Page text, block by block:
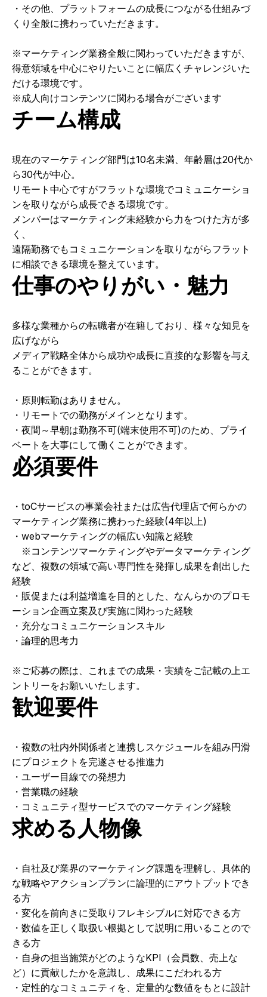
・その他、プラットフォームの成長につながる仕組みづ
くり全般に携わっていただきます。
※マーケティング業務全般に関わっていただきますが、
得意領域を中心にやりたいことに幅広くチャレンジいた
だける環境です。
※成人向けコンテンツに関わる場合がございます
チーム構成
現在のマーケティング部門は10名未満、年齢層は20代か
ら30代が中心。
リモート中心ですがフラットな環境でコミュニケーショ
ンを取りながら成長できる環境です。
メンバーはマーケティング未経験から力をつけた方が多
く、
遠隔勤務でもコミュニケーションを取りながらフラット
に相談できる環境を整えています。
仕事のやりがい・魅力
多様な業種からの転職者が在籍しており、様々な知見を
広げながら
メディア戦略全体から成功や成長に直接的な影響を与え
ることができます。
・原則転勤はありません。
・リモートでの勤務がメインとなります。
・夜間～早朝は勤務不可(端末使用不可)のため、プライ
ベートを大事にして働くことができます。
必須要件
・toCサービスの事業会社または広告代理店で何らかの
マーケティング業務に携わった経験(4年以上)
・webマーケティングの幅広い知識と経験
※コンテンツマーケティングやデータマーケティング
など、複数の領域で高い専門性を発揮し成果を創出した
経験
・販促または利益増進を目的とした、なんらかのプロモ
ーション企画立案及び実施に関わった経験
・充分なコミュニケーションスキル
・論理的思考力
※ご応募の際は、これまでの成果・実績をご記載の上エ
ントリーをお願いいたします。
歓迎要件
・複数の社内外関係者と連携しスケジュールを組み円滑
にプロジェクトを完遂させる推進力
・ユーザー目線での発想力
・営業職の経験
・コミュニティ型サービスでのマーケティング経験
求める人物像
・自社及び業界のマーケティング課題を理解し、具体的
な戦略やアクションプランに論理的にアウトプットでき
る方
・変化を前向きに受取りフレキシブルに対応できる方
・数値を正しく取扱い根拠として説明に用いることので
きる方
・自身の担当施策がどのようなKPI（会員数、売上な
ど）に貢献したかを意識し、成果にこだわれる方
・定性的なコミュニティを、定量的な数値をもとに設計